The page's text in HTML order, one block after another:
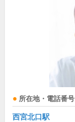
所在地・電話番号
西宮北口駅